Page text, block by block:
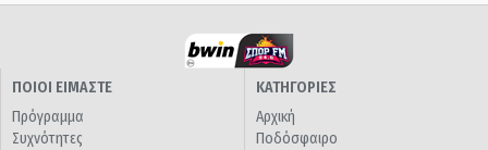
ΠΟΙΟΙ ΕΙΜΑΣΤΕ
Πρόγραμμα
Συχνότητες
ΚΑΤΗΓΟΡΙΕΣ
Αρχική
Ποδόσφαιρο